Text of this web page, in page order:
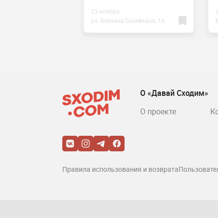
23 ноября
ул. Алихана Бокейхана, 1А
О «Давай Сходим»
О проекте
Правила использования и возврата